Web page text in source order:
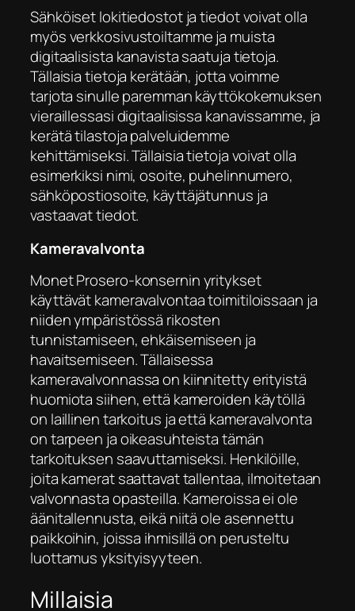
Sähköiset lokitiedostot ja tiedot voivat olla
myös verkkosivustoiltamme ja muista
digitaalisista kanavista saatuja tietoja.
Tällaisia tietoja kerätään, jotta voimme
tarjota sinulle paremman käyttökokemuksen
vieraillessasi digitaalisissa kanavissamme, ja
kerätä tilastoja palveluidemme
kehittämiseksi. Tällaisia tietoja voivat olla
esimerkiksi nimi, osoite, puhelinnumero,
sähköpostiosoite, käyttäjätunnus ja
vastaavat tiedot.
Kameravalvonta
Monet Prosero-konsernin yritykset
käyttävät kameravalvontaa toimitiloissaan ja
niiden ympäristössä rikosten
tunnistamiseen, ehkäisemiseen ja
havaitsemiseen. Tällaisessa
kameravalvonnassa on kiinnitetty erityistä
huomiota siihen, että kameroiden käytöllä
on laillinen tarkoitus ja että kameravalvonta
on tarpeen ja oikeasuhteista tämän
tarkoituksen saavuttamiseksi. Henkilöille,
joita kamerat saattavat tallentaa, ilmoitetaan
valvonnasta opasteilla. Kameroissa ei ole
äänitallennusta, eikä niitä ole asennettu
paikkoihin, joissa ihmisillä on perusteltu
luottamus yksityisyyteen.
Millaisia